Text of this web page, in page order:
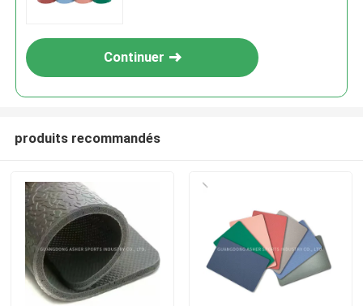
Continuer
produits recommandés